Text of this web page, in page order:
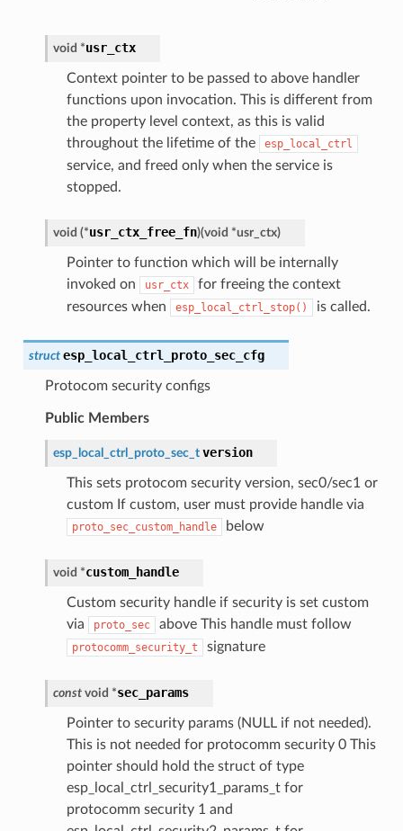
void *usr_ctx
Context pointer to be passed to above handler
functions upon invocation. This is different from
the property level context, as this is valid
throughout the lifetime of the
esp_local_ctrl
service, and freed only when the service is
stopped.
void (*usr_ctx_free_fn)(void *usr_ctx)
Pointer to function which will be internally
invoked on
usr_ctx
for freeing the context
resources when
esp_local_ctrl_stop() is called.
struct esp_local_ctrl_proto_sec_cfg
Protocom security configs
Public Members
esp_local_ctrl_proto_sec_t version
This sets protocom security version, sec0/sec1 or
custom If custom, user must provide handle via
proto_sec_custom_handle below
void *custom_handle
Custom security handle if security is set custom
via
proto_sec above This handle must follow
protocomm_security_t signature
const void *sec_params
Pointer to security params (NULL if not needed).
This is not needed for protocomm security 0 This
pointer should hold the struct of type
esp_local_ctrl_security1_params_t for
protocomm security 1 and